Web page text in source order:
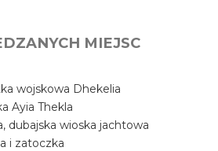
MIEJSC
wojskowa Dhekelia
Ayia Thekla
dubajska wioska jachtowa
i zatoczka